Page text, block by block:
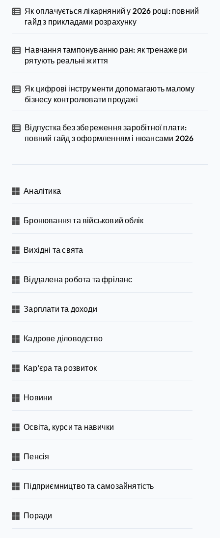
Як оплачується лікарняний у 2026 році: повний
гайд з прикладами розрахунку
Навчання тампонуванню ран: як тренажери
рятують реальні життя
Як цифрові інструменти допомагають малому
бізнесу контролювати продажі
Відпустка без збереження заробітної плати:
повний гайд з оформленням і нюансами 2026
Аналітика
Бронювання та військовий облік
Вихідні та свята
Віддалена робота та фріланс
Зарплати та доходи
Кадрове діловодство
Кар’єра та розвиток
Новини
Освіта, курси та навички
Пенсія
Підприємництво та самозайнятість
Поради